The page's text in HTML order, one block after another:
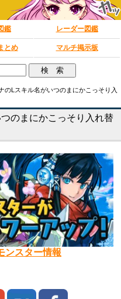
鑑 レーダー図鑑
とめ マルチ掲示板
のLスキル名がいつのまにかこっそり入
のまにかこっそり入れ替
ンスター情報